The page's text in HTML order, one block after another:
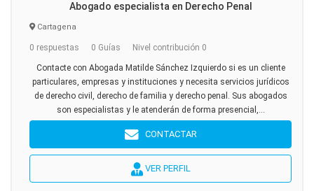
Abogado especialista en Derecho Penal
Cartagena
0 respuestas 0 Guías Nivel contribución 0
Contacte con Abogada Matilde Sánchez Izquierdo si es un cliente
particulares, empresas y instituciones y necesita servicios jurídicos
de derecho civil, derecho de familia y derecho penal. Sus abogados
son especialistas y le atenderán de forma presencial,...
CONTACTAR
VER PERFIL